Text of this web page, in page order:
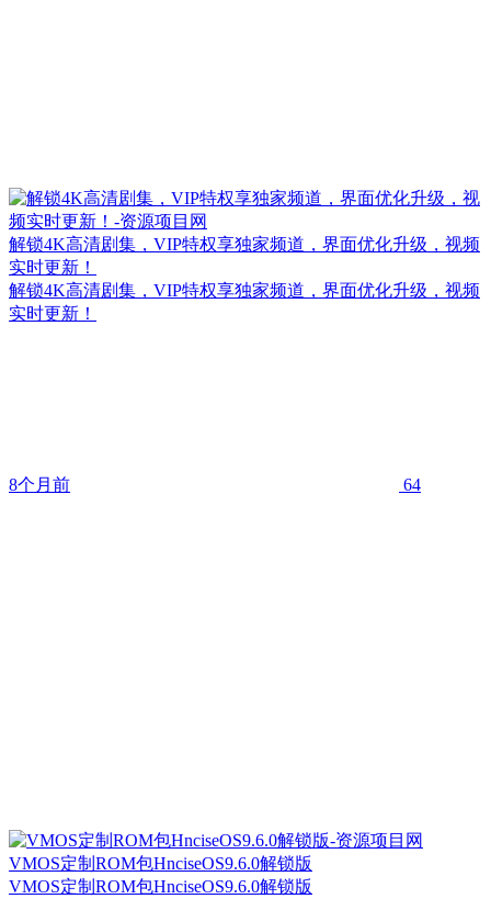
解锁4K高清剧集，VIP特权享独家频道，界面优化升级，视频
实时更新！
解锁4K高清剧集，VIP特权享独家频道，界面优化升级，视频
实时更新！
8个月前 64
VMOS定制ROM包HnciseOS9.6.0解锁版
VMOS定制ROM包HnciseOS9.6.0解锁版